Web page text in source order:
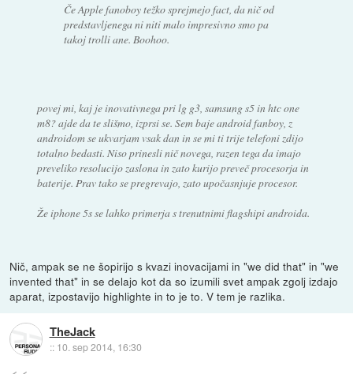
Če Apple fanoboy težko sprejmejo fact, da nič od
predstavljenega ni niti malo impresivno smo pa
takoj trolli ane. Boohoo.
povej mi, kaj je inovativnega pri lg g3, samsung s5 in htc one
m8? ajde da te slišmo, izprsi se. Sem baje android fanboy, z
androidom se ukvarjam vsak dan in se mi ti trije telefoni zdijo
totalno bedasti. Niso prinesli nič novega, razen tega da imajo
preveliko resolucijo zaslona in zato kurijo preveč procesorja in
baterije. Prav tako se pregrevajo, zato upočasnjuje procesor.
Že iphone 5s se lahko primerja s trenutnimi flagshipi androida.
Nič, ampak se ne šopirijo s kvazi inovacijami in "we did that" in "we
invented that" in se delajo kot da so izumili svet ampak zgolj izdajo
aparat, izpostavijo highlighte in to je to. V tem je razlika.
TheJack
:: 10. sep 2014, 16:30